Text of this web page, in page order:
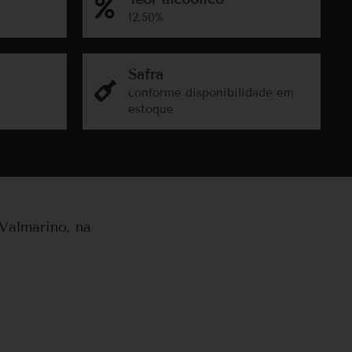
12,50%
Safra
conforme disponibilidade em
estoque
na